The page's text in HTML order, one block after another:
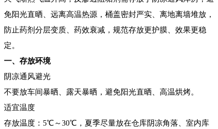
免阳光直晒、远离高温热源，桶盖密封严实、离地离墙堆放，
防止药剂分层变质、药效衰减，规范存放更护膜、效果更稳
定。
一、存放环境
阴凉通风避光
不要放车间暴晒、露天暴晒，避免阳光直晒、高温烘烤。
适宜温度
存放温度：5℃～30℃，夏季尽量放在仓库阴凉角落、室内库